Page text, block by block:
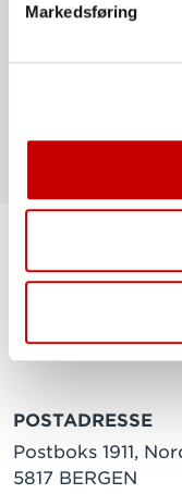
Markedsføring
POSTADRESSE
Postboks 1911,
5817 BERGEN